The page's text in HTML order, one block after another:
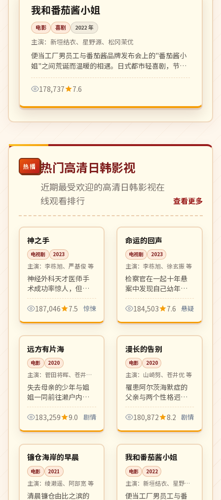
日本
我和番茄酱小姐
电影 喜剧 2022年
主演： 新垣结衣、星野源、松冈茉优
便当工厂男员工与番茄酱品牌发布会上的"番茄酱小
姐"之间荒诞而温暖的相遇。日式都市轻喜剧，节奏
轻盈对白可爱。
178,737
7.6
热播 热门高清日韩影视
近期最受欢迎的高清日韩影视在
线观看排行
查看更多
韩国
完结 12:13
神之手
电视剧 2023
主演： 李栋旭、严基俊 等
神经外科天才医师手
术成功率惊人，但每
次手术后都有诡异巧
合发生。医疗惊悚与
氛围阴郁张力十足。
187,046 7.5 惊悚
韩国
4K 12:25
命运的回声
电视剧 2023
主演： 李栋旭、徐玄振 等
检察官在一起十年悬
案中发现自己幼年记
忆的诡异回响，每一
次接近真相都会触发
转密集，悬疑迷必看
的硬核韩剧。
184,503 7.6 悬疑
日本
高分 99:49
远方有片海
电影 2020
主演： 菅田将晖、苍井优
等
失去母亲的少年与姐
姐一同前往濑户内海
寻找母亲遗物。海
风、岛屿、小巷里的
和式家族电影的延
续。
183,259 9.0 剧情
日本
高分 99:10
漫长的告别
电影 2020
主演： 山崎努、苍井优 等
罹患阿尔茨海默症的
父亲与两个性格迥异
女儿的七年家庭日
常。平静叙述中藏着
日影的代表作。
180,872 8.2 剧情
日本
高分 99:51
镰仓海岸的早晨
电影 2021
主演： 绫濑遥、阿部宽 等
清晨镰仓由比之滨的
日本
高分 99:53
我和番茄酱小姐
电影 2022
主演： 新垣结衣、星野源
等
便当工厂男员工与番